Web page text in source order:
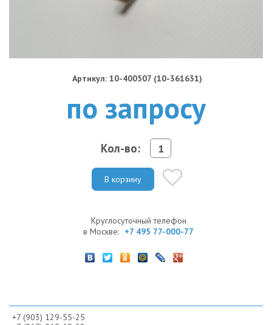
Артикул: 10-400507 (10-361631)
по запросу
Кол-во:
В корзину
Круглосуточный телефон
в Москве: +7 495 77-000-77
+7 (903) 129-55-25